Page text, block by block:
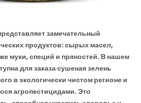
замечательный
продуктов: сырых масел,
муки, специй и пряностей. В нашем
для заказа сушеная зелень
в экологически чистом регионе и
агропестицидами. Это